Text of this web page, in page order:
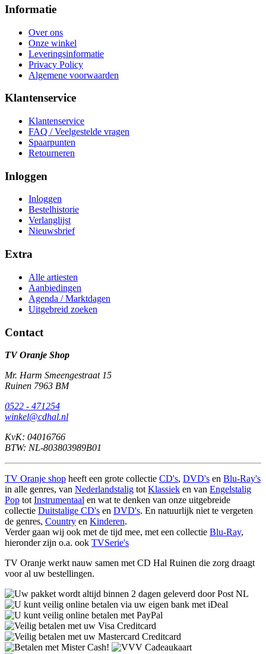
Informatie
Over ons
Onze winkel
Leveringsinformatie
Privacy Policy
Algemene voorwaarden
Klantenservice
Klantenservice
FAQ / Veelgestelde vragen
Spaarpunten
Retourneren
Inloggen
Inloggen
Bestelhistorie
Verlanglijst
Nieuwsbrief
Extra
Alle artiesten
Aanbiedingen
Agenda / Marktdagen
Uitgebreid zoeken
Contact
TV Oranje Shop
Mr. Harm Smeengestraat 15
Ruinen 7963 BM
0522 - 471254
winkel@cdhal.nl
KvK: 04016766
BTW: NL-803803989B01
TV Oranje shop heeft een grote collectie CD's, DVD's en Blu-Ray's
in alle genres, van Nederlandstalig tot Klassiek en van Engelstalig
Pop tot Instrumentaal en wat te denken van onze uitgebreide
collectie Duitstalige CD's en DVD's. En natuurlijk niet te vergeten
de genres, Country en Kinderen.
Verder gaan wij ook met de tijd mee, met een collectie Blu-Ray,
hieronder zijn o.a. ook TVSerie's
TV Oranje werkt nauw samen met CD Hal Ruinen die zorg draagt
voor al uw bestellingen.